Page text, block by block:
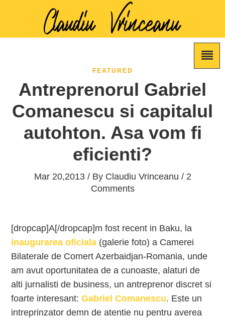
FEATURED
Antreprenorul Gabriel
Comanescu si capitalul
autohton. Asa vom fi
eficienti?
Mar 20,2013 / By Claudiu Vrinceanu / 2
Comments
[dropcap]A[/dropcap]m fost recent in Baku, la
inaugurarea oficiala (galerie foto) a Camerei
Bilaterale de Comert Azerbaidjan-Romania, unde
am avut oportunitatea de a cunoaste, alaturi de
alti jurnalisti de business, un antreprenor discret si
foarte interesant:Gabriel Comanescu. Este un
intreprinzator demn de atentie nu pentru averea